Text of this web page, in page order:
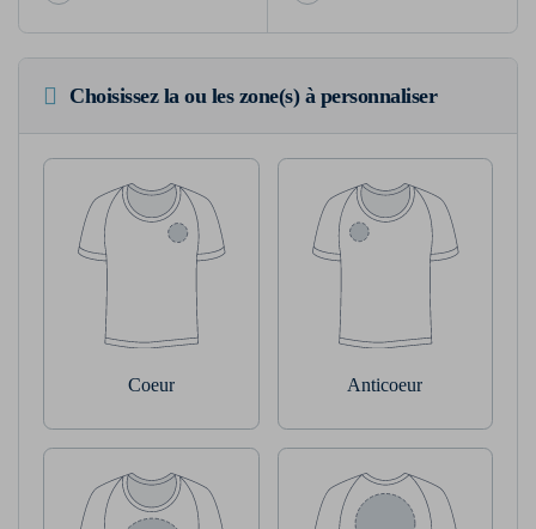
Choisissez la ou les zone(s) à personnaliser
Coeur Anticoeur